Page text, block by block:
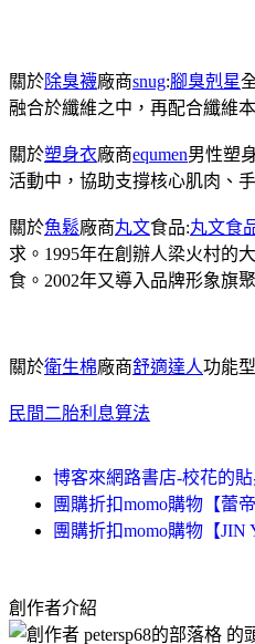
關於除臭襪廠商snug:腳臭剋星
融合於纖維之中，再配合纖維
關於塑身衣廠商equmen男性塑
活動中，協助支撐核心肌肉、
關於魚鬆廠商丸文食品:丸文食
求。1995年在創辦人梁火村的
食。2002年又導入品牌形象旗
關於衛生棉廠商舒適達人功能
民間二胎利息算法
博客來網路書店-校花的
團購折扣momo購物【蕾
團購折扣momo購物【
創作者介紹